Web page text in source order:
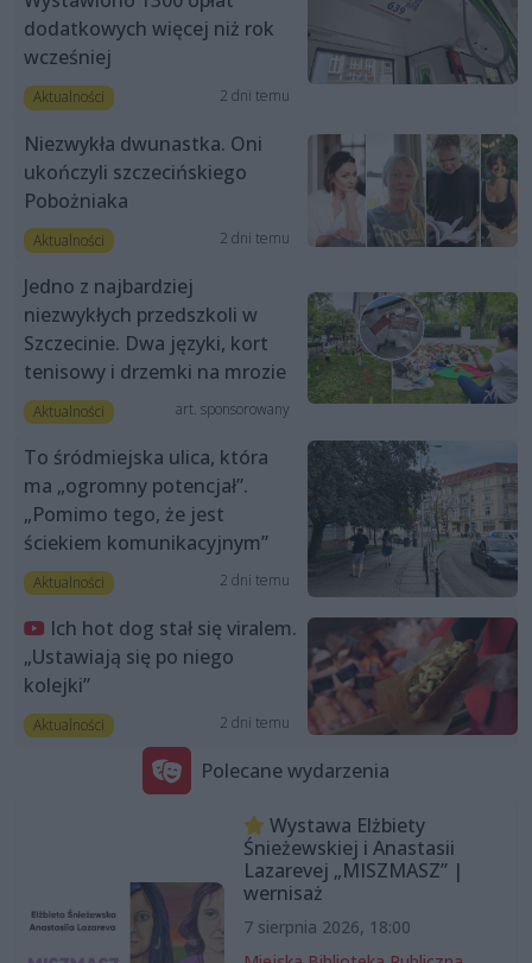
dodatkowych więcej niż rok
wcześniej
Aktualności 2 dni temu
Niezwykła dwunastka. Oni
ukończyli szczecińskiego
Pobożniaka
Aktualności 2 dni temu
Jedno z najbardziej
niezwykłych przedszkoli w
Szczecinie. Dwa języki, kort
tenisowy i drzemki na mrozie
Aktualności art. sponsorowany
To śródmiejska ulica, która
ma „ogromny potencjał”.
„Pomimo tego, że jest
ściekiem komunikacyjnym”
Aktualności 2 dni temu
Ich hot dog stał się viralem.
„Ustawiają się po niego
kolejki”
Aktualności 2 dni temu
Polecane wydarzenia
Wystawa Elżbiety
Śnieżewskiej i Anastasii
Lazarevej „MISZMASZ” |
wernisaż
7 sierpnia 2026, 18:00